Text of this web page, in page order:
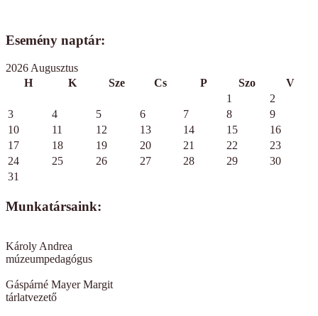
Esemény naptár:
2026 Augusztus
H
K Sze Cs P Szo
V
1
2
3
4 5 6 7 8
9
10
11 12 13 14 15
16
17
18 19 20 21 22
23
24
25 26 27 28 29
30
31
Munkatársaink:
Károly Andrea
múzeumpedagógus
Gáspárné Mayer Margit
tárlatvezető